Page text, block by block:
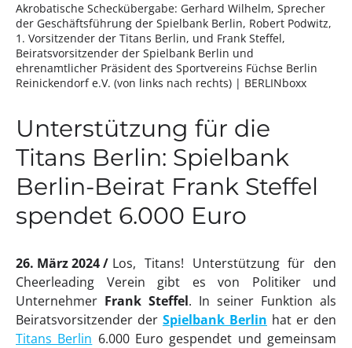
Akrobatische Scheckübergabe: Gerhard Wilhelm, Sprecher
der Geschäftsführung der Spielbank Berlin, Robert Podwitz,
1. Vorsitzender der Titans Berlin, und Frank Steffel,
Beiratsvorsitzender der Spielbank Berlin und
ehrenamtlicher Präsident des Sportvereins Füchse Berlin
Reinickendorf e.V. (von links nach rechts) | BERLINboxx
Unterstützung für die
Titans Berlin: Spielbank
Berlin-Beirat Frank Steffel
spendet 6.000 Euro
26. März 2024
Los, Titans! Unterstützung für den
Cheerleading Verein gibt es von Politiker und
Unternehmer Frank Steffel. In seiner Funktion als
Beiratsvorsitzender der Spielbank Berlin hat er den
Titans Berlin 6.000 Euro gespendet und gemeinsam